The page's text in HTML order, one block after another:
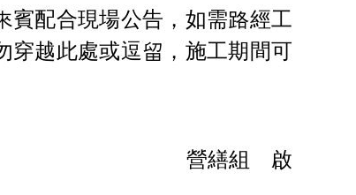
賓配合現場公告，如需路經工
穿越此處或逗留，施工期間可
營繕組 啟